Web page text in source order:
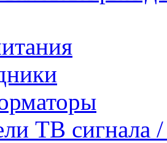
ТВ сигнала